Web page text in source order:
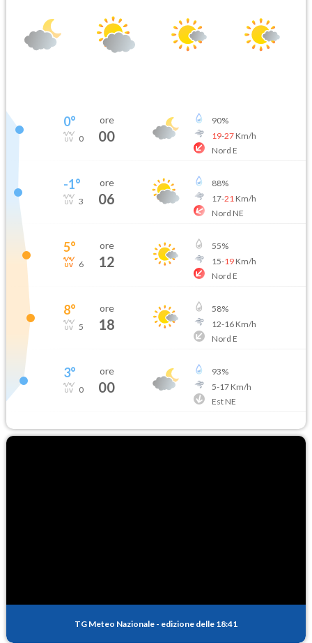
0°
0
ore
00
90%
19-27Km/h
Nord E
-1°
3
ore
06
88%
17-21 Km/h
Nord NE
5°
6
ore
12
55%
15-19Km/h
Nord E
8°
5
ore
18
58%
12-16Km/h
Nord E
3°
0
ore
00
93%
5-17Km/h
Est NE
TG Meteo Nazionale - edizione delle 18:41